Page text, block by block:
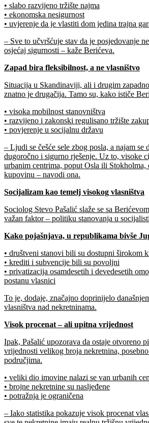
• slabo razvijeno tržište najma
• ekonomska nesigurnost
• uvjerenje da je vlastiti dom jedina trajna
– Sve to učvršćuje stav da je posjedovanje
osjećaj sigurnosti – kaže Berićeva.
Zapad bira fleksibilnost, a ne vlasništvo
Situacija u Skandinaviji, ali i drugim
znatno je drugačija. Tamo su, kako ističe
• visoka mobilnost stanovništva
• razvijeno i zakonski regulisano tržište
• povjerenje u socijalnu državu
– Ljudi se češće sele zbog posla, a najam se
dugoročno i sigurno rješenje. Uz to, visoke
urbanim centrima, poput Osla ili Stokholma,
kupovinu – navodi ona.
Socijalizam kao temelj visokog vlasništva
Sociolog Stevo Pašalić slaže se sa
važan faktor – politiku stanovanja u
Kako pojašnjava, u republikama bivše
• društveni stanovi bili su dostupni širokom
• krediti i subvencije bili su povoljni
• privatizacija osamdesetih i devedesetih
postanu vlasnici
To je, dodaje, značajno doprinijelo
vlasništva nad nekretninama.
Visok procenat – ali upitna vrijednost
Ipak, Pašalić upozorava da ostaje otvoreno
vrijednosti velikog broja nekretnina,
područjima.
• veliki dio imovine nalazi se van urbanih
• brojne nekretnine su nasljeđene
• potražnja je ograničena
– Iako statistika pokazuje visok procenat